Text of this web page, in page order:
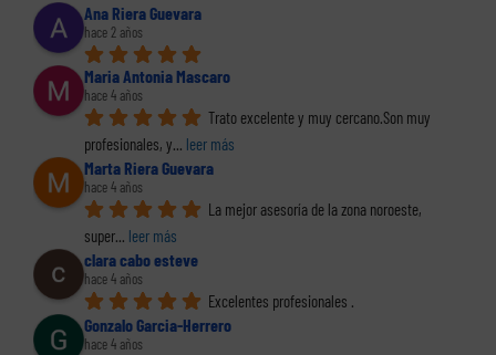
Ana Riera Guevara
hace 2 años
Maria Antonia Mascaro
hace 4 años
Trato excelente y muy cercano.Son muy
profesionales, y... leer más
Marta Riera Guevara
hace 4 años
La mejor asesoría de la zona noroeste,
super... leer más
clara cabo esteve
hace 4 años
Excelentes profesionales .
Gonzalo Garcia-Herrero
hace 4 años